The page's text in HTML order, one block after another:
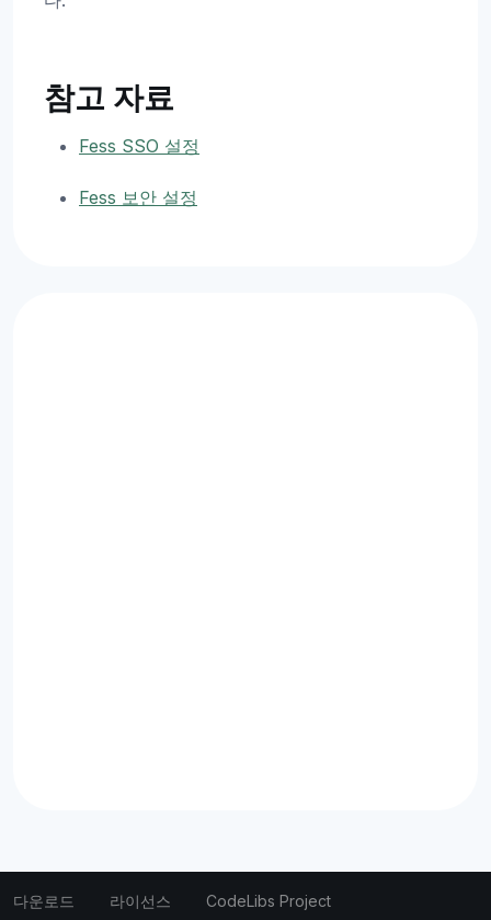
참고 자료
Fess SSO 설정
Fess 보안 설정
다운로드 라이선스 CodeLibs Project